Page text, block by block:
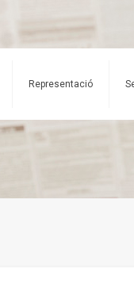
Representació